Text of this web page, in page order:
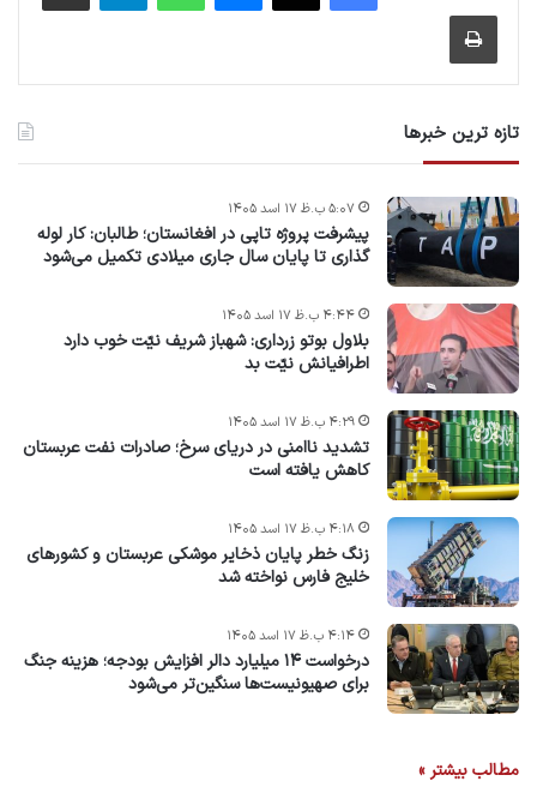
تازه ترین خبرها
پیشرفت پروژه‌ تاپی در افغانستان؛ طالبان: کار لوله
گذاری تا پایان سال جاری میلادی تکمیل می‌شود
۵:۰۷ ب.ظ ۱۷ اسد ۱۴۰۵
بلاول بوتو زرداری: شهباز شریف نیّت خوب دارد
اطرافیانش نیّت بد
۴:۴۴ ب.ظ ۱۷ اسد ۱۴۰۵
تشدید ناامنی در دریای سرخ؛ صادرات نفت عربستان
کاهش یافته است
۴:۲۹ ب.ظ ۱۷ اسد ۱۴۰۵
زنگ خطر پایان ذخایر موشکی عربستان و کشورهای
خلیج فارس نواخته شد
۴:۱۸ ب.ظ ۱۷ اسد ۱۴۰۵
درخواست ۱۴ میلیارد دالر افزایش بودجه؛ هزینه جنگ
برای صهیونیست‌ها سنگین‌تر می‌شود
۴:۱۴ ب.ظ ۱۷ اسد ۱۴۰۵
مطالب بیشتر »